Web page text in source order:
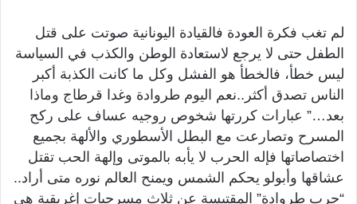
لم تغب فكرة العودة فالقيادة اليونانية صوتت على قتل
الطفل حتى لا يرجع لاستعادة الوطن والكذب في السياسة
ليس خطأ، فالخطأ هو الفشل وكل ما كانت الكذبة أكبر
الناس تصدق أكثر..نعم اليوم طروادة وغدا قرطاج وماذا
بعد…” عبارات كررتها شخوص روجيه عساف على ركح
المسرح وتصارعت مع البطل الأسطوري والألهة بجميع
اختصاصاتها فإله الحرب لا يأبه بالموتى وإلهة الحب تقتل
عشاقها وأبولو يحكم الشمس ويمنح العالم نوره متى أراد..
“حرب طروادة” المقتبسة عن ثلاث مسرحيات إغريقية هي